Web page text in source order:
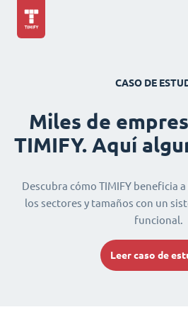
CASO DE
Miles de
TIMIFY. Aquí
Descubra cómo TIMIFY beneficia
los sectores y tamaños con un
funcional.
Leer caso de